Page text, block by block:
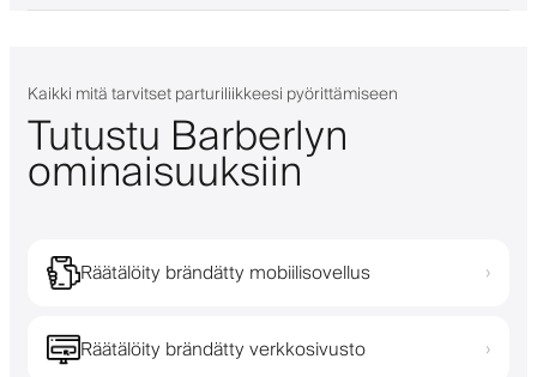
Kaikki mitä tarvitset parturiliikkeesi pyörittämiseen
Tutustu Barberlyn
ominaisuuksiin
Räätälöity brändätty mobiilisovellus ›
Räätälöity brändätty verkkosivusto ›